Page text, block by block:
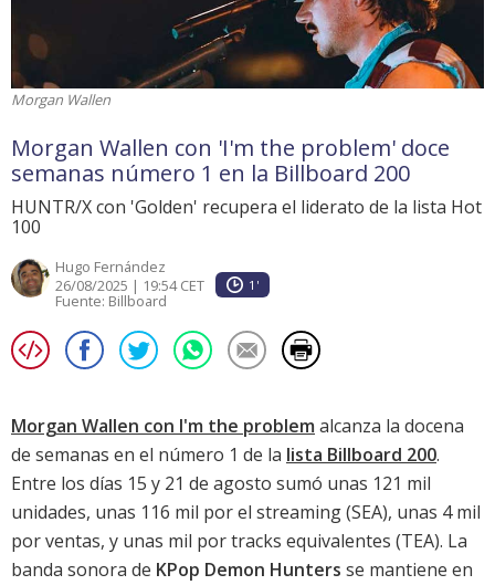
Morgan Wallen
Morgan Wallen con 'I'm the problem' doce
semanas número 1 en la Billboard 200
HUNTR/X con 'Golden' recupera el liderato de la lista Hot
100
Hugo Fernández
26/08/2025 | 19:54 CET
1'
Fuente: Billboard
Morgan Wallen con I'm the problem alcanza la docena
de semanas en el número 1 de la lista Billboard 200.
Entre los días 15 y 21 de agosto sumó unas 121 mil
unidades, unas 116 mil por el streaming (SEA), unas 4 mil
por ventas, y unas mil por tracks equivalentes (TEA). La
banda sonora de KPop Demon Hunters se mantiene en